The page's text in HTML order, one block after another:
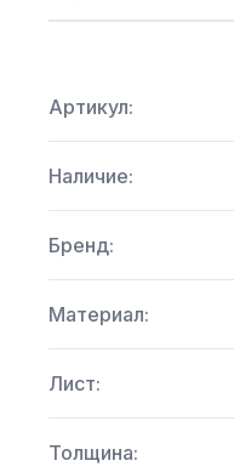
Артикул:
Наличие:
Бренд:
Материал:
Лист:
Толщина: